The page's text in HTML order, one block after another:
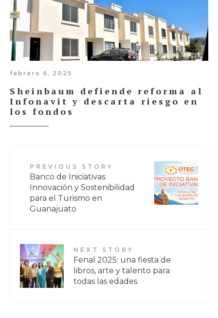
febrero 6, 2025
Sheinbaum defiende reforma al
Infonavit y descarta riesgo en
los fondos
PREVIOUS STORY
Banco de Iniciativas:
Innovación y Sostenibilidad
para el Turismo en
Guanajuato
NEXT STORY
Fenal 2025: una fiesta de
libros, arte y talento para
todas las edades